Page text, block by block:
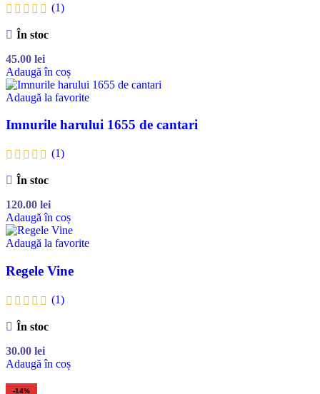
(1)
În stoc
45.00 lei
Adaugă în coș
Adaugă la favorite
Imnurile harului 1655 de cantari
(1)
În stoc
120.00 lei
Adaugă în coș
Adaugă la favorite
Regele Vine
(1)
În stoc
30.00 lei
Adaugă în coș
-14%